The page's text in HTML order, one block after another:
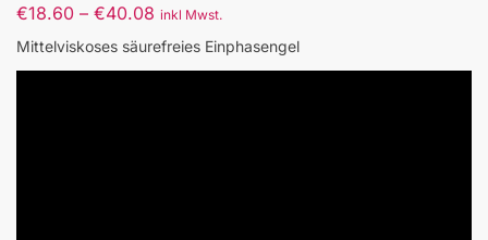
€18.60 – €40.08 inkl Mwst.
Mittelviskoses säurefreies Einphasengel